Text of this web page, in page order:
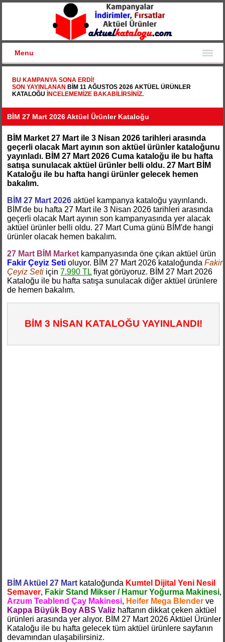
Menu
BU KAMPANYA SONA ERDI!
SON YAYINLANAN BİM 11 AĞUSTOS 2026 AKTÜEL ÜRÜNLER
KATALOĞU
INCELEMEMIZE BAKABILIRSINIZ.
BİM 27 Mart 2026 Aktüel Ürünler Kataloğu
BİM Market 27 Mart ile 3 Nisan 2026 tarihleri arasında
geçerli olacak Mart ayının son aktüel ürünler kataloğunu
yayınladı. BİM 27 Mart 2026 Cuma kataloğu ile bu hafta
satışa sunulacak aktüel ürünler belli oldu. 27 Mart BİM
Kataloğu ile bu hafta hangi ürünler gelecek hemen
bakalım.
BİM 27 Mart 2026 aktüel kampanya kataloğu yayınlandı.
BİM'de bu hafta 27 Mart ile 3 Nisan 2026 tarihleri arasında
geçerli olacak Mart ayının son kampanyasında yer alacak
aktüel ürünler belli oldu. 27 Mart Cuma günü BİM'de hangi
ürünler olacak hemen bakalım.
27 Mart BİM Market kampanyasında öne çıkan aktüel ürün
Fakir Çeyiz Setioluyor. BİM 27 Mart 2026 kataloğundaFakir
Çeyiz Seti için7.990 TL fiyat görüyoruz. BİM 27 Mart 2026
Kataloğu ile bu hafta satışa sunulacak diğer aktüel ürünlere
de hemen bakalım.
BİM 3 NİSAN KATALOĞU YAYINLANDI!
BİM Aktüel 27 Mart kataloğunda Kumtel Dijital Yeni Nesil
Semaver, Fakir Stand Mikser / Hamur Yoğurma Makinesi,
Arzum Teablend Çay Makinesi, Heifer Mega Blender ve
Kappa Büyük Boy ABS Valiz haftanın dikkat çeken aktüel
ürünleri arasında yer alıyor. BİM 27 Mart 2026 Aktüel Ürünler
Kataloğu ile bu hafta gelecek tüm aktüel ürünlere sayfanın
devamından ulaşabilirsiniz.